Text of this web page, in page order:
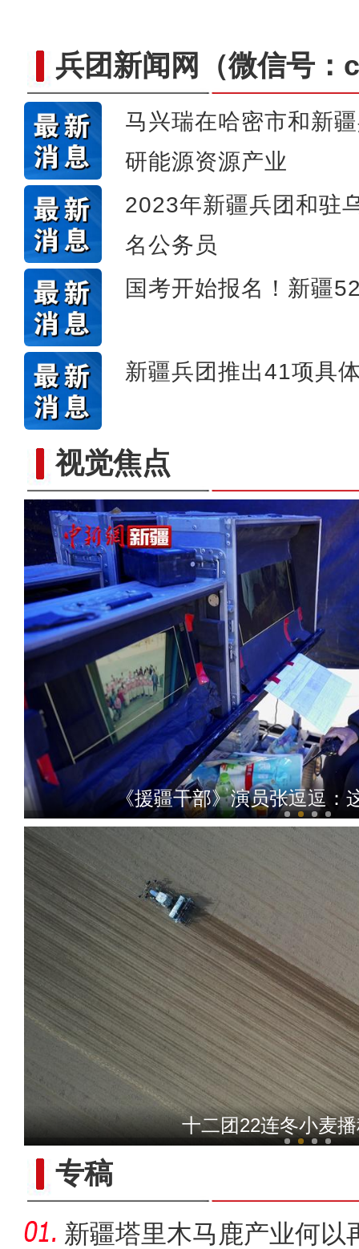
兵团新闻网 （微信号
马兴瑞在哈密市和新
研能源资源产业
2023年新疆兵团和驻
名公务员
国考开始报名！新疆
新疆兵团推出41项具
视觉焦点
国家二级保护动物盘羊现
新疆泽普：新电商赋能农
《援疆干部》演员张逗逗：
新疆：乌伦古湖现
十二团22连冬小麦
专稿
新疆塔里木马鹿产业何以